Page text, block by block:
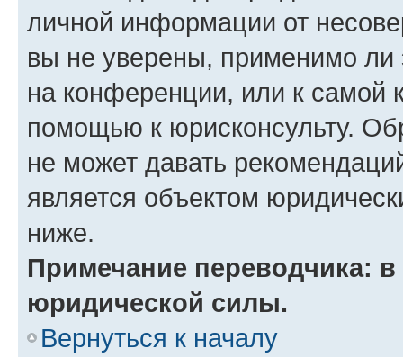
личной информации от
вы не уверены, применимо ли
на конференции, или к самой
помощью к юрисконсульту.
не может давать
является объектом
ниже.
Примечание переводчика:
юридической силы.
Вернуться к началу